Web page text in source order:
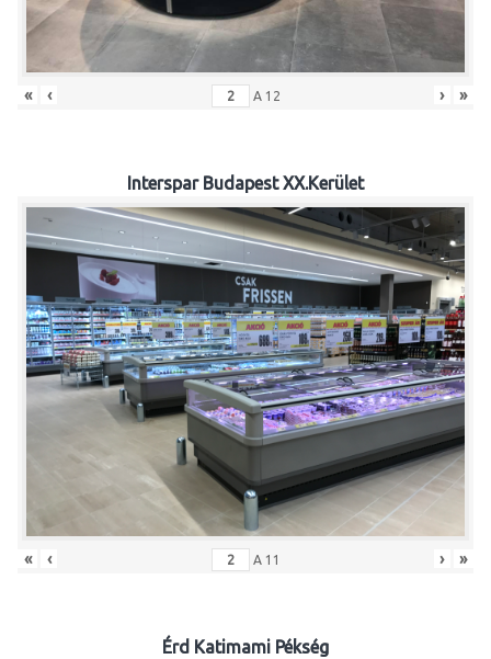
« ‹ A 12 › »
Interspar Budapest XX.Kerület
« ‹ A 11 › »
Érd Katimami Pékség